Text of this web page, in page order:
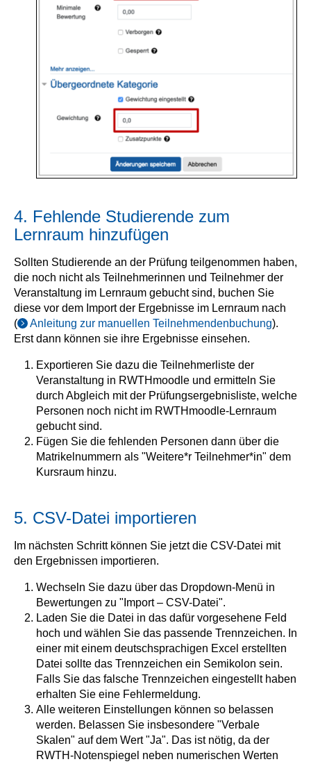
4. Fehlende Studierende zum
Lernraum hinzufügen
Sollten Studierende an der Prüfung teilgenommen haben,
die noch nicht als Teilnehmerinnen und Teilnehmer der
Veranstaltung im Lernraum gebucht sind, buchen Sie
diese vor dem Import der Ergebnisse im Lernraum nach
(
Anleitung zur manuellen Teilnehmendenbuchung).
Erst dann können sie ihre Ergebnisse einsehen.
Exportieren Sie dazu die Teilnehmerliste der
Veranstaltung in RWTHmoodle und ermitteln Sie
durch Abgleich mit der Prüfungsergebnisliste, welche
Personen noch nicht im RWTHmoodle-Lernraum
gebucht sind.
Fügen Sie die fehlenden Personen dann über die
Matrikelnummern als "Weitere*r Teilnehmer*in" dem
Kursraum hinzu.
5. CSV-Datei importieren
Im nächsten Schritt können Sie jetzt die CSV-Datei mit
den Ergebnissen importieren.
Wechseln Sie dazu über das Dropdown-Menü in
Bewertungen zu "Import – CSV-Datei".
Laden Sie die Datei in das dafür vorgesehene Feld
hoch und wählen Sie das passende Trennzeichen. In
einer mit einem deutschsprachigen Excel erstellten
Datei sollte das Trennzeichen ein Semikolon sein.
Falls Sie das falsche Trennzeichen eingestellt haben
erhalten Sie eine Fehlermeldung.
Alle weiteren Einstellungen können so belassen
werden. Belassen Sie insbesondere "Verbale
Skalen" auf dem Wert "Ja". Das ist nötig, da der
RWTH-Notenspiegel neben numerischen Werten